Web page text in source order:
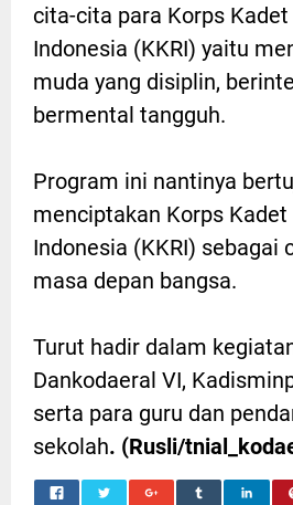
cita-cita para Korps Kadet
Indonesia (KKRI) yaitu
muda yang disiplin,
bermental tangguh.
Program ini nantinya
menciptakan Korps Kadet
Indonesia (KKRI) sebagai
masa depan bangsa.
Turut hadir dalam
Dankodaeral VI,
serta para guru dan
sekolah. (Rusli/